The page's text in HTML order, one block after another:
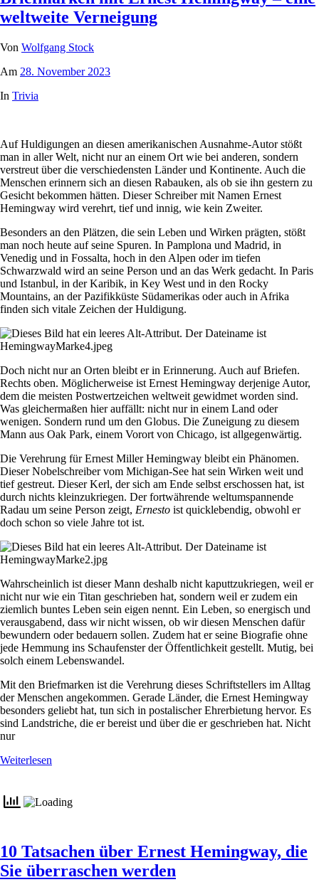
weltweite Verneigung
Von Wolfgang Stock
Am 28. November 2023
In Trivia
Auf Huldigungen an diesen amerikanischen Ausnahme-Autor stößt
man in aller Welt, nicht nur an einem Ort wie bei anderen, sondern
verstreut über die verschiedensten Länder und Kontinente. Auch die
Menschen erinnern sich an diesen Rabauken, als ob sie ihn gestern zu
Gesicht bekommen hätten. Dieser Schreiber mit Namen Ernest
Hemingway wird verehrt, tief und innig, wie kein Zweiter.
Besonders an den Plätzen, die sein Leben und Wirken prägten, stößt
man noch heute auf seine Spuren. In Pamplona und Madrid, in
Venedig und in Fossalta, hoch in den Alpen oder im tiefen
Schwarzwald wird an seine Person und an das Werk gedacht. In Paris
und Istanbul, in der Karibik, in Key West und in den Rocky
Mountains, an der Pazifikküste Südamerikas oder auch in Afrika
finden sich vitale Zeichen der Huldigung.
Doch nicht nur an Orten bleibt er in Erinnerung. Auch auf Briefen.
Rechts oben. Möglicherweise ist Ernest Hemingway derjenige Autor,
dem die meisten Postwertzeichen weltweit gewidmet worden sind.
Was gleichermaßen hier auffällt: nicht nur in einem Land oder
wenigen. Sondern rund um den Globus. Die Zuneigung zu diesem
Mann aus Oak Park, einem Vorort von Chicago, ist allgegenwärtig.
Die Verehrung für Ernest Miller Hemingway bleibt ein Phänomen.
Dieser Nobelschreiber vom Michigan-See hat sein Wirken weit und
tief gestreut. Dieser Kerl, der sich am Ende selbst erschossen hat, ist
durch nichts kleinzukriegen. Der fortwährende weltumspannende
Radau um seine Person zeigt, Ernesto ist quicklebendig, obwohl er
doch schon so viele Jahre tot ist.
Wahrscheinlich ist dieser Mann deshalb nicht kaputtzukriegen, weil er
nicht nur wie ein Titan geschrieben hat, sondern weil er zudem ein
ziemlich buntes Leben sein eigen nennt. Ein Leben, so energisch und
verausgabend, dass wir nicht wissen, ob wir diesen Menschen dafür
bewundern oder bedauern sollen. Zudem hat er seine Biografie ohne
jede Hemmung ins Schaufenster der Öffentlichkeit gestellt. Mutig, bei
solch einem Lebenswandel.
Mit den Briefmarken ist die Verehrung dieses Schriftstellers im Alltag
der Menschen angekommen. Gerade Länder, die Ernest Hemingway
besonders geliebt hat, tun sich in postalischer Ehrerbietung hervor. Es
sind Landstriche, die er bereist und über die er geschrieben hat. Nicht
nur
Weiterlesen
10 Tatsachen über Ernest Hemingway, die
Sie überraschen werden